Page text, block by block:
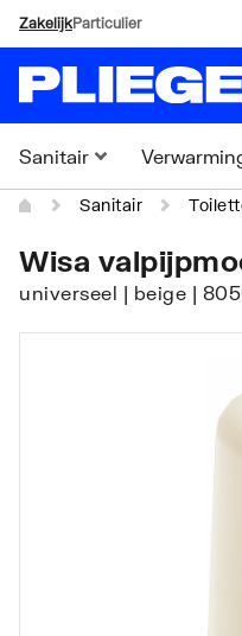
ZakelijkParticulier
Sanitair
Sanitair
Wisa
universeel | beige |